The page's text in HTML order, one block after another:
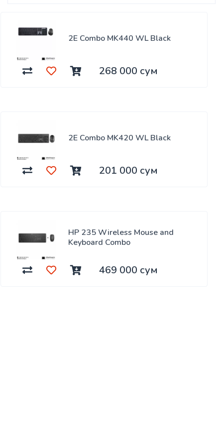
2Е Combo MK440 WL Black
268 000 сум
2Е Combo MK420 WL Black
201 000 сум
HP 235 Wireless Mouse and
Keyboard Combo
469 000 сум